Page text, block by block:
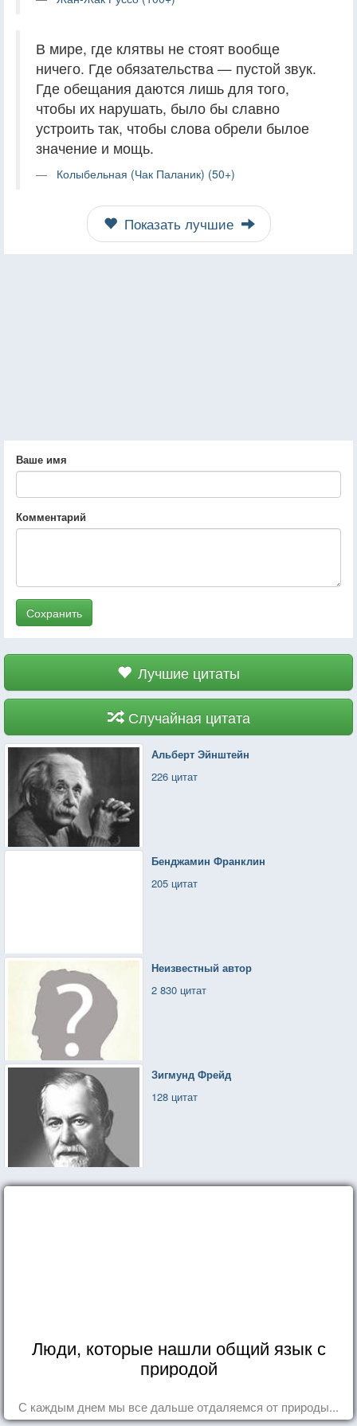
В мире, где клятвы не стоят вообще
ничего. Где обязательства — пустой звук.
Где обещания даются лишь для того,
чтобы их нарушать, было бы славно
устроить так, чтобы слова обрели былое
значение и мощь.
Колыбельная (Чак Паланик) (50+)
Показать лучшие
Ваше имя
Комментарий
Сохранить
Лучшие цитаты
Случайная цитата
Альберт Эйнштейн
226 цитат
Бенджамин Франклин
205 цитат
Неизвестный автор
2 830 цитат
Зигмунд Фрейд
128 цитат
Люди, которые нашли общий язык с
природой
С каждым днем мы все дальше отдаляемся от природы...